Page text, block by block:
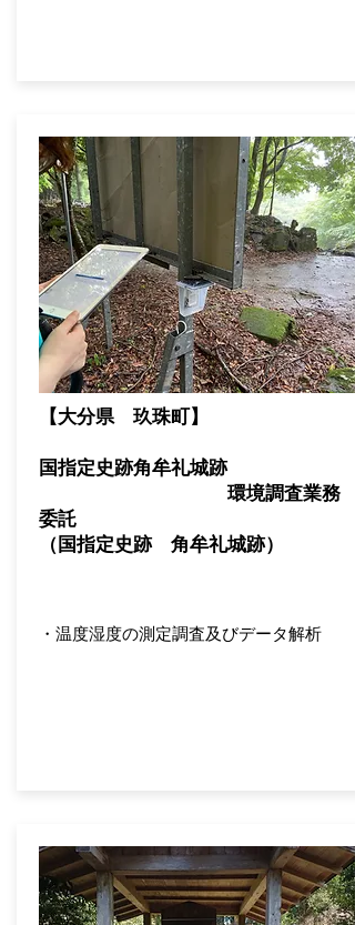
【大分県 玖珠町】
国指定史跡角牟礼城跡
環境調査業務
委託
​（国指定史跡 角牟礼城跡）
・温度湿度の測定調査及びデータ解析